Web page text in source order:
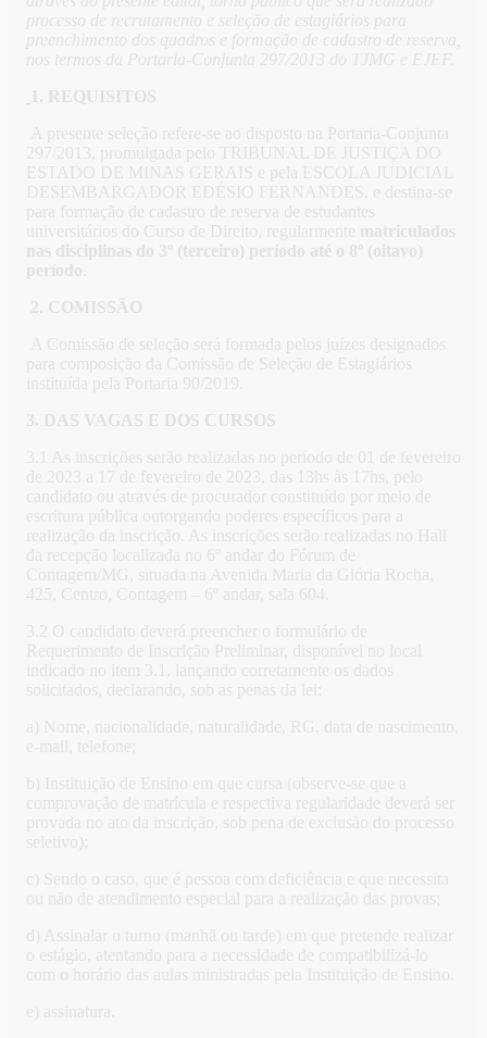
processo de recrutamento e seleção de estagiários para
preenchimento dos quadros e formação de cadastro de reserva,
nos termos da Portaria-Conjunta 297/2013 do TJMG e EJEF.
1. REQUISITOS
A presente seleção refere-se ao disposto na Portaria-Conjunta
297/2013, promulgada pelo TRIBUNAL DE JUSTIÇA DO
ESTADO DE MINAS GERAIS e pela ESCOLA JUDICIAL
DESEMBARGADOR EDÉSIO FERNANDES, e destina-se
para formação de cadastro de reserva de estudantes
universitários do Curso de Direito, regularmente matriculados
nas disciplinas do 3º (terceiro) período até o 8º (oitavo)
período
2. COMISSÃO
A Comissão de seleção será formada pelos juízes designados
para composição da Comissão de Seleção de Estagiários
instituída pela Portaria 90/2019.
3. DAS VAGAS E DOS CURSOS
3.1 As inscrições serão realizadas no período de 01 de fevereiro
de 2023 a 17 de fevereiro de 2023, das 13hs às 17hs, pelo
candidato ou através de procurador constituído por meio de
escritura pública outorgando poderes específicos para a
realização da inscrição. As inscrições serão realizadas no Hall
da recepção localizada no 6º andar do Fórum de
Contagem/MG, situada na Avenida Maria da Glória Rocha,
425, Centro, Contagem – 6º andar, sala 604.
3.2 O candidato deverá preencher o formulário de
Requerimento de Inscrição Preliminar, disponível no local
indicado no item 3.1, lançando corretamente os dados
solicitados, declarando, sob as penas da lei:
a) Nome, nacionalidade, naturalidade, RG, data de nascimento,
e-mail, telefone;
b) Instituição de Ensino em que cursa (observe-se que a
comprovação de matrícula e respectiva regularidade deverá ser
provada no ato da inscrição, sob pena de exclusão do processo
seletivo);
c) Sendo o caso, que é pessoa com deficiência e que necessita
ou não de atendimento especial para a realização das provas;
d) Assinalar o turno (manhã ou tarde) em que pretende realizar
o estágio, atentando para a necessidade de compatibilizá-lo
com o horário das aulas ministradas pela Instituição de Ensino.
e) assinatura.